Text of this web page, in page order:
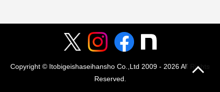
Copyright © Itobigeishaseihansho Co.,Ltd 2009 - 2026All Rights
Reserved.